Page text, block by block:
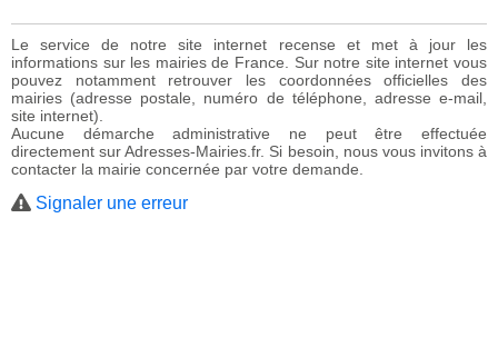
Le service de notre site internet recense et met à jour les
informations sur les mairies de France. Sur notre site internet vous
pouvez notamment retrouver les coordonnées officielles des
mairies (adresse postale, numéro de téléphone, adresse e-mail,
site internet).
Aucune démarche administrative ne peut être effectuée
directement sur Adresses-Mairies.fr. Si besoin, nous vous invitons à
contacter la mairie concernée par votre demande.
Signaler une erreur